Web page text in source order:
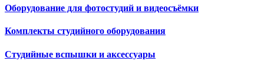
Оборудование для фотостудий и видеосъёмки
Комплекты студийного оборудования
Студийные вспышки и аксессуары